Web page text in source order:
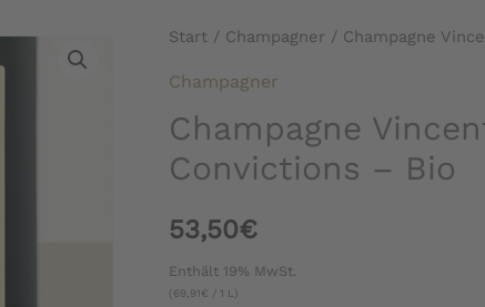
Start / Champagner / Champagne
Champagner
Champagne
Convictions – Bio
53,50€
Enthält 19% MwSt.
(69,91€ / 1 L)